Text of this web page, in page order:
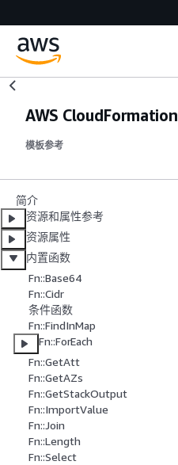
AWS CloudFormation
模板参考
简介
资源和属性参考
资源属性
内置函数
Fn::Base64
Fn::Cidr
条件函数
Fn::FindInMap
Fn::ForEach
Fn::GetAtt
Fn::GetAZs
Fn::GetStackOutput
Fn::ImportValue
Fn::Join
Fn::Length
Fn::Select